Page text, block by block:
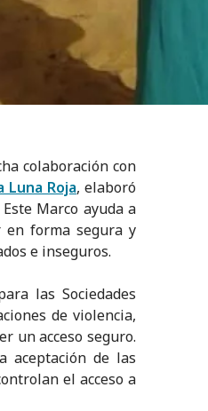
colaboración con
Luna Roja, elaboró
Marco ayuda a
en forma segura y
e inseguros.
las Sociedades
de violencia,
un acceso seguro.
aceptación de las
el acceso a